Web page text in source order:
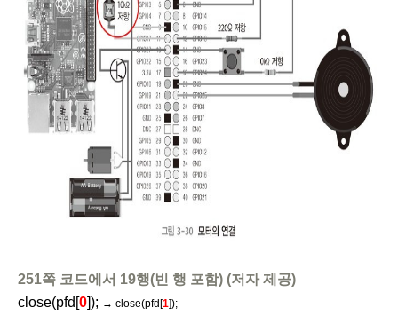
251쪽 코드에서 19행(빈 행 포함) (저자 제공)
close(pfd[0]); → close(pfd[1]);